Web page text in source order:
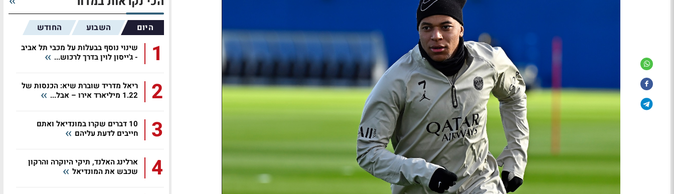
היום השבוע החודש
1
שינוי נוסף בבעלות על מכבי תל אביב
- ג'ייסון לוין בדרך לרכוש...
2
ריאל מדריד שוברת שיא: הכנסות של
1.22 מיליארד אירו – אבל...
3
10 דברים שקרו במונדיאל ואתם
חייבים לדעת עליהם
4
ארלינג האלנד, תיקי היוקרה והרקון
שכבש את המונדיאל